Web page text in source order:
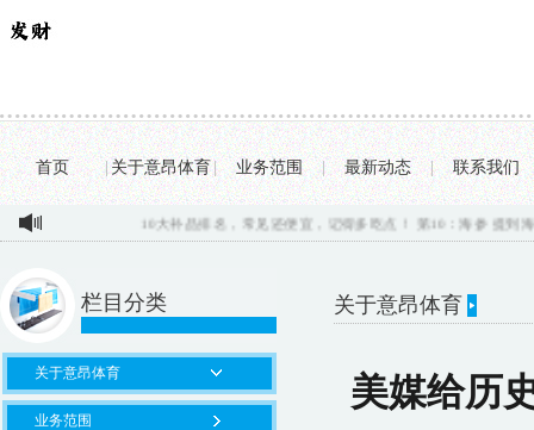
首页 | 关于意昂体育| 业务范围 | 最新动态 | 联系我们
10大补品排名，常见还便宜，记得多吃点！ 第10：海参 提到海参，许...
栏目分类
关于意昂体育
业务范围
关于意昂体育
美媒给历